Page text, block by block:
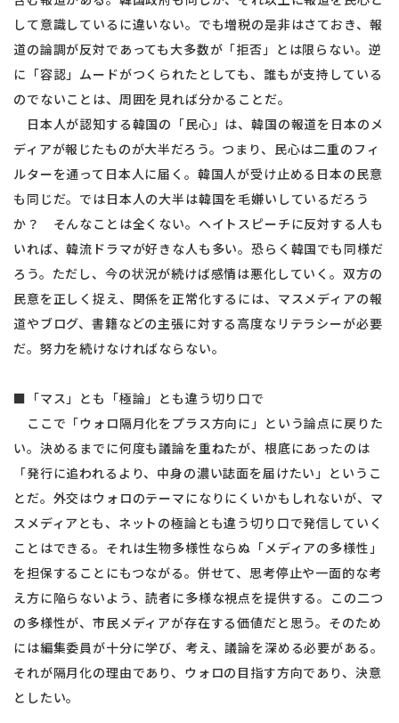
して意識しているに違いない。でも増税の是非はさておき、報
道の論調が反対であっても大多数が「拒否」とは限らない。逆
に「容認」ムードがつくられたとしても、誰もが支持している
のでないことは、周囲を見れば分かることだ。
日本人が認知する韓国の「民心」は、韓国の報道を日本のメ
ディアが報じたものが大半だろう。つまり、民心は二重のフィ
ルターを通って日本人に届く。韓国人が受け止める日本の民意
も同じだ。では日本人の大半は韓国を毛嫌いしているだろう
か？ そんなことは全くない。ヘイトスピーチに反対する人も
いれば、韓流ドラマが好きな人も多い。恐らく韓国でも同様だ
ろう。ただし、今の状況が続けば感情は悪化していく。双方の
民意を正しく捉え、関係を正常化するには、マスメディアの報
道やブログ、書籍などの主張に対する高度なリテラシーが必要
だ。努力を続けなければならない。
■「マス」とも「極論」とも違う切り口で
ここで「ウォロ隔月化をプラス方向に」という論点に戻りた
い。決めるまでに何度も議論を重ねたが、根底にあったのは
「発行に追われるより、中身の濃い誌面を届けたい」というこ
とだ。外交はウォロのテーマになりにくいかもしれないが、マ
スメディアとも、ネットの極論とも違う切り口で発信していく
ことはできる。それは生物多様性ならぬ「メディアの多様性」
を担保することにもつながる。併せて、思考停止や一面的な考
え方に陥らないよう、読者に多様な視点を提供する。この二つ
の多様性が、市民メディアが存在する価値だと思う。そのため
には編集委員が十分に学び、考え、議論を深める必要がある。
それが隔月化の理由であり、ウォロの目指す方向であり、決意
としたい。